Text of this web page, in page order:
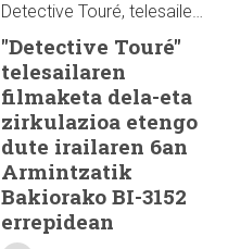
Detective Touré, telesaile…
"Detective Touré"
telesailaren
filmaketa dela-eta
zirkulazioa etengo
dute irailaren 6an
Armintzatik
Bakiorako BI-3152
errepidean